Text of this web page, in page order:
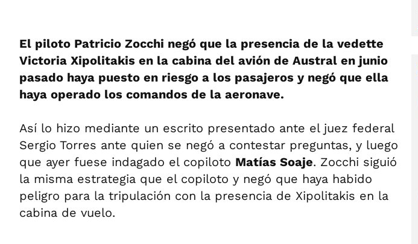
El piloto Patricio Zocchi negó que la presencia de la vedette
Victoria Xipolitakis en la cabina del avión de Austral en junio
pasado haya puesto en riesgo a los pasajeros y negó que ella
haya operado los comandos de la aeronave.
Así lo hizo mediante un escrito presentado ante el juez federal
Sergio Torres ante quien se negó a contestar preguntas, y luego
que ayer fuese indagado el copiloto Matías Soaje. Zocchi siguió
la misma estrategia que el copiloto y negó que haya habido
peligro para la tripulación con la presencia de Xipolitakis en la
cabina de vuelo.